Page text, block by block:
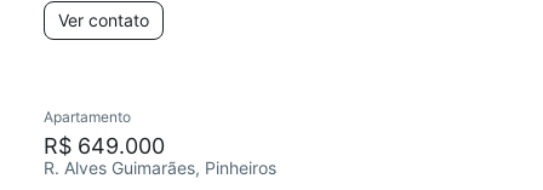
Ver contato
Apartamento
R$ 649.000
R. Alves Guimarães, Pinheiros